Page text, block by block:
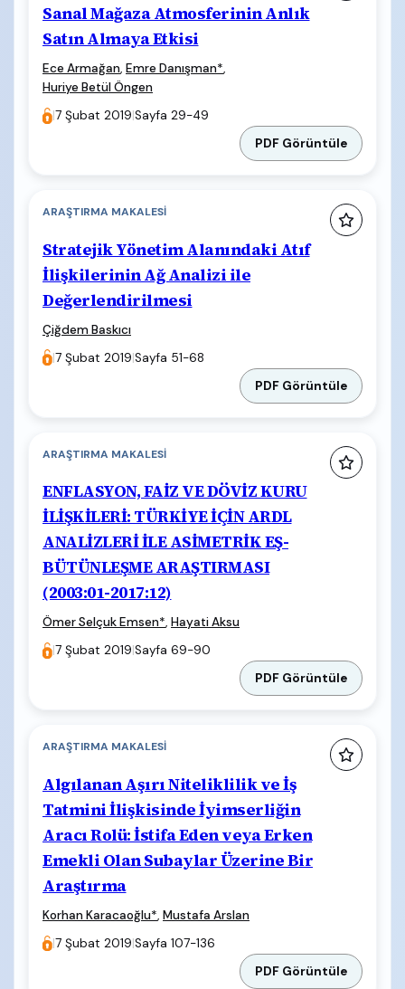
Sanal Mağaza Atmosferinin Anlık
Satın Almaya Etkisi
Ece Armağan, Emre Danışman*,
Huriye Betül Öngen
|7 Şubat 2019|Sayfa 29-49
PDF Görüntüle
ARAŞTIRMA MAKALESI
Stratejik Yönetim Alanındaki Atıf
İlişkilerinin Ağ Analizi ile
Değerlendirilmesi
Çiğdem Baskıcı
|7 Şubat 2019|Sayfa 51-68
PDF Görüntüle
ARAŞTIRMA MAKALESI
ENFLASYON, FAİZ VE DÖVİZ KURU
İLİŞKİLERİ: TÜRKİYE İÇİN ARDL
ANALİZLERİ İLE ASİMETRİK EŞ-
BÜTÜNLEŞME ARAŞTIRMASI
(2003:01-2017:12)
Ömer Selçuk Emsen*, Hayati Aksu
|7 Şubat 2019|Sayfa 69-90
PDF Görüntüle
ARAŞTIRMA MAKALESI
Algılanan Aşırı Niteliklilik ve İş
Tatmini İlişkisinde İyimserliğin
Aracı Rolü: İstifa Eden veya Erken
Emekli Olan Subaylar Üzerine Bir
Araştırma
Korhan Karacaoğlu*, Mustafa Arslan
|7 Şubat 2019|Sayfa 107-136
PDF Görüntüle